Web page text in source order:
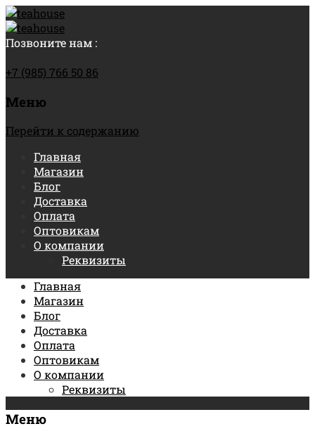
Позвоните нам :
+7 (985) 766 50 86
Меню
Перейти к содержанию
Главная
Магазин
Блог
Доставка
Оплата
Оптовикам
О компании
Реквизиты
Главная
Магазин
Блог
Доставка
Оплата
Оптовикам
О компании
Реквизиты
Меню